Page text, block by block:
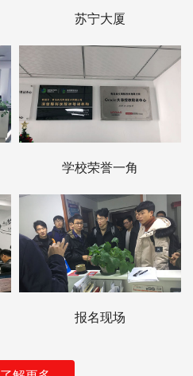
苏宁大厦
学校荣誉一角
报名现场